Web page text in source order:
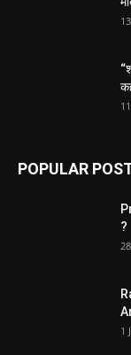
POPULAR
?
1